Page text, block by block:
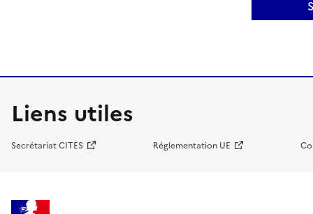
Liens utiles
Secrétariat CITES Réglementation UE